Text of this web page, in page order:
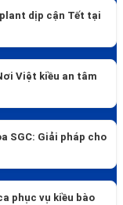
dịp cận Tết tại
Việt kiều an tâm
SGC: Giải pháp cho
phục vụ kiều bào